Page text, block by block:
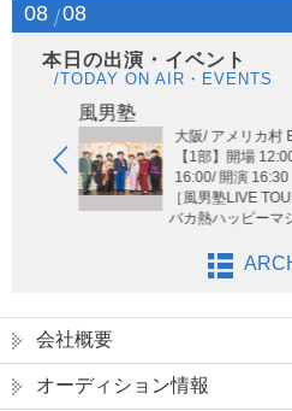
08 08
本日の出演・イベント
/TODAY ON AIR・EVENTS
風男塾
大阪/ アメリカ村
【1部】開場
16:00/ 開演 16:30
［風男塾LIVE
バカ熱ハッピーマ
会社概要
オーディション情報